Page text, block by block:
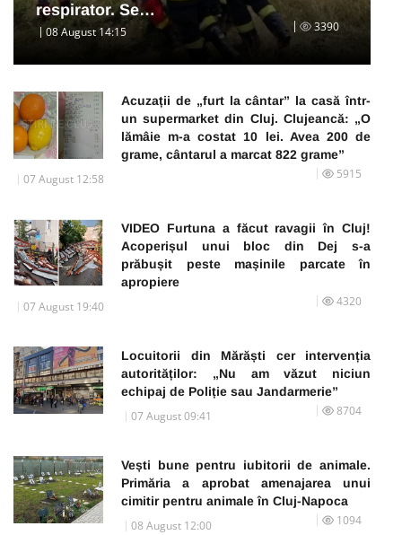
respirator. Se…
08 August 14:15 3390
Acuzații de „furt la cântar” la casă într-
un supermarket din Cluj. Clujeancă: „O
lămâie m-a costat 10 lei. Avea 200 de
grame, cântarul a marcat 822 grame”
07 August 12:58 5915
VIDEO Furtuna a făcut ravagii în Cluj!
Acoperișul unui bloc din Dej s-a
prăbușit peste mașinile parcate în
apropiere
07 August 19:40 4320
Locuitorii din Mărăști cer intervenția
autorităților: „Nu am văzut niciun
echipaj de Poliție sau Jandarmerie”
07 August 09:41 8704
Vești bune pentru iubitorii de animale.
Primăria a aprobat amenajarea unui
cimitir pentru animale în Cluj-Napoca
08 August 12:00 1094